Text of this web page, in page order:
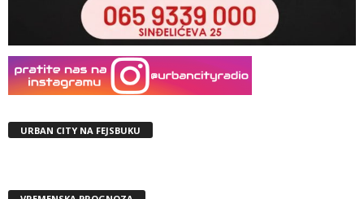
URBAN CITY NA FEJSBUKU